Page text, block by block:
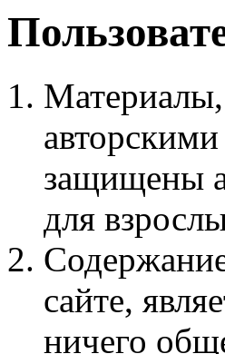
защищены
для
сайте,
ничего